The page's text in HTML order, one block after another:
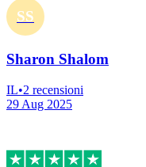
SS
Sharon Shalom
IL•2 recensioni
29 Aug 2025